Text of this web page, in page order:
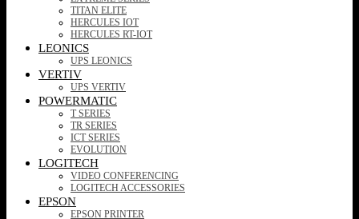
TITAN ELITE
HERCULES IOT
HERCULES RT-IOT
LEONICS
UPS LEONICS
VERTIV
UPS VERTIV
POWERMATIC
T SERIES
TR SERIES
ICT SERIES
EVOLUTION
LOGITECH
VIDEO CONFERENCING
LOGITECH ACCESSORIES
EPSON
EPSON PRINTER